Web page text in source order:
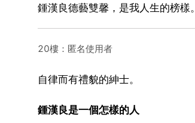
鍾漢良德藝雙馨，是我人生的榜樣。
20樓：匿名使用者
自律而有禮貌的紳士。
鍾漢良是一個怎樣的人